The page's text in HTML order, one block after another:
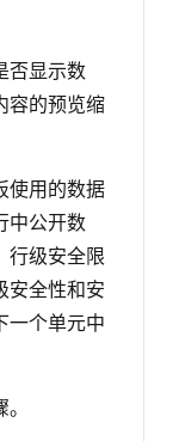
否显示数
容的预览缩
使用的数据
中公开数
行级安全限
安全性和安
一个单元中